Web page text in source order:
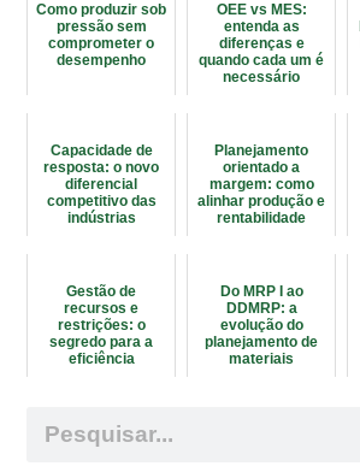
Como produzir sob
pressão sem
comprometer o
desempenho
OEE vs MES:
entenda as
diferenças e
quando cada um é
necessário
Capacidade de
resposta: o novo
diferencial
competitivo das
indústrias
Planejamento
orientado a
margem: como
alinhar produção e
rentabilidade
Gestão de
recursos e
restrições: o
segredo para a
eficiência
Do MRP I ao
DDMRP: a
evolução do
planejamento de
materiais